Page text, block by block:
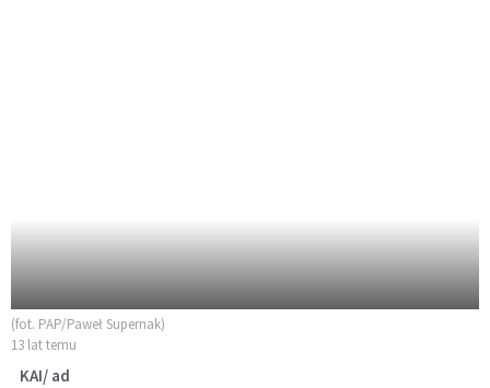
(fot. PAP/Paweł Supernak)
13 lat temu
KAI/ ad